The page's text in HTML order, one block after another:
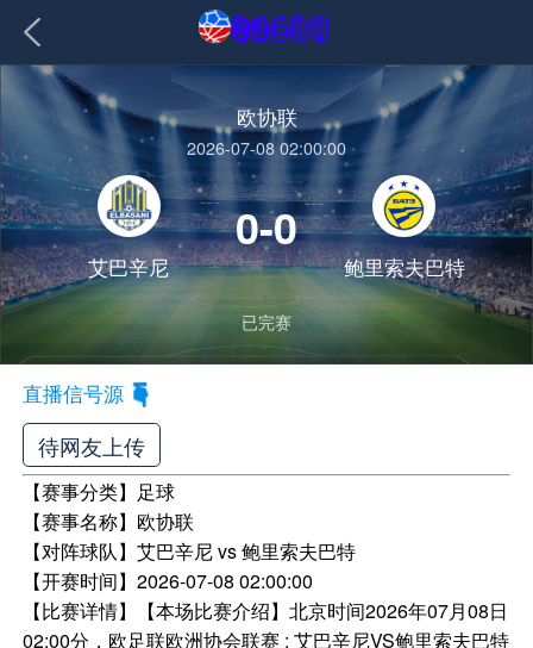
欧协联
2026-07-08 02:00:00
艾巴辛尼
0-0
鲍里索夫巴特
已完赛
直播信号源
待网友上传
【赛事分类】 足球
【赛事名称】 欧协联
【对阵球队】艾巴辛尼 vs 鲍里索夫巴特
【开赛时间】2026-07-08 02:00:00
【比赛详情】
【本场比赛介绍】北京时间2026年07月08日
02:00分，欧足联欧洲协会联赛 : 艾巴辛尼VS鲍里索夫巴特